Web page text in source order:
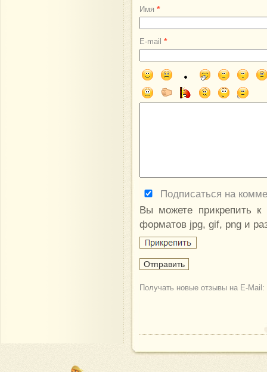
Имя *
E-mail *
Подписаться на
Вы можете прикрепить
форматов jpg, gif, png и
Получать новые отзывы на E-Mail: